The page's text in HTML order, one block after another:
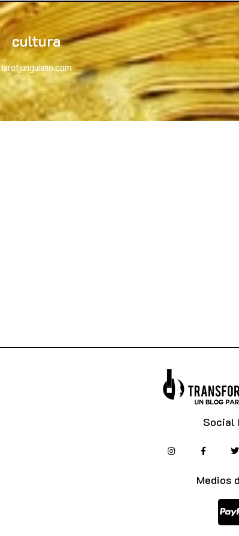
cultura
tarotjunguiano.com
Social
Medios